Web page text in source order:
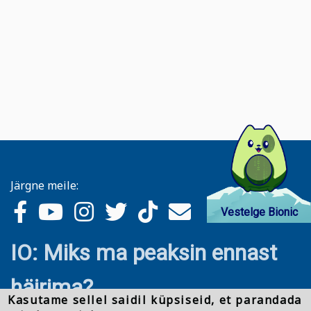
Vestelge Bionic
Järgne meile:
IO: Miks ma peaksin ennast
häirima?
Kasutame sellel saidil küpsiseid, et parandada